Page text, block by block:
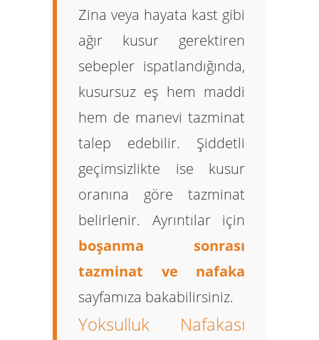
Zina veya hayata kast gibi
ağır kusur gerektiren
sebepler ispatlandığında,
kusursuz eş hem maddi
hem de manevi tazminat
talep edebilir. Şiddetli
geçimsizlikte ise kusur
oranına göre tazminat
belirlenir. Ayrıntılar için
boşanma sonrası
tazminat ve nafaka
sayfamıza bakabilirsiniz.
Yoksulluk Nafakası